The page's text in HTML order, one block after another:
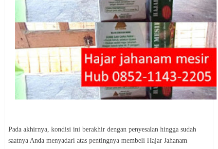
Pada akhirnya, kondisi ini berakhir dengan penyesalan hingga sudah
saatnya Anda menyadari atas pentingnya membeli Hajar Jahanam